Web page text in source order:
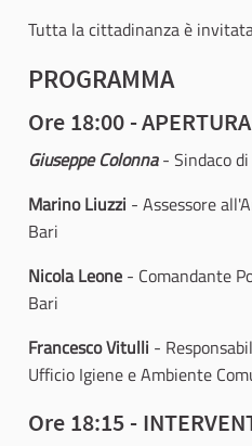
Tutta la cittadinanza è
PROGRAMMA
Ore 18:00 -
Giuseppe Colonna- Sindaco
Marino Liuzzi - Assessore
Bari
Nicola Leone - Comandante
Bari
Francesco Vitulli -
Ufficio Igiene e Ambiente
Ore 18:15 -